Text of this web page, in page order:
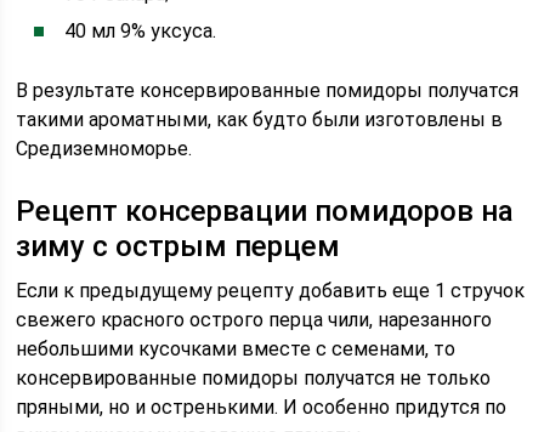
40 мл 9% уксуса.
В результате консервированные помидоры получатся
такими ароматными, как будто были изготовлены в
Средиземноморье.
Рецепт консервации помидоров на
зиму с острым перцем
Если к предыдущему рецепту добавить еще 1 стручок
свежего красного острого перца чили, нарезанного
небольшими кусочками вместе с семенами, то
консервированные помидоры получатся не только
пряными, но и остренькими. И особенно придутся по